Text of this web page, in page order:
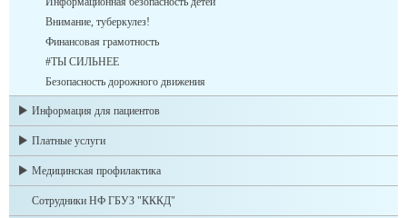
Внимание, туберкулез!
Финансовая грамотность
#ТЫ СИЛЬНЕЕ
Безопасность дорожного движения
Информация для пациентов
Платные услуги
Медицинская профилактика
Сотрудники НФ ГБУЗ "КККД"